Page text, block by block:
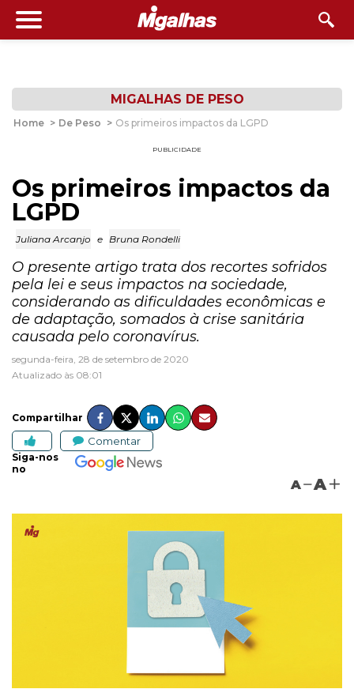
MIGALHAS DE PESO
Home > De Peso > Os primeiros impactos da LGPD
PUBLICIDADE
Os primeiros impactos da
LGPD
Juliana Arcanjo e Bruna Rondelli
O presente artigo trata dos recortes sofridos
pela lei e seus impactos na sociedade,
considerando as dificuldades econômicas e
de adaptação, somados à crise sanitária
causada pelo coronavírus.
segunda-feira, 28 de setembro de 2020
Atualizado às 08:01
Compartilhar
Comentar
Siga-nos
no
A A